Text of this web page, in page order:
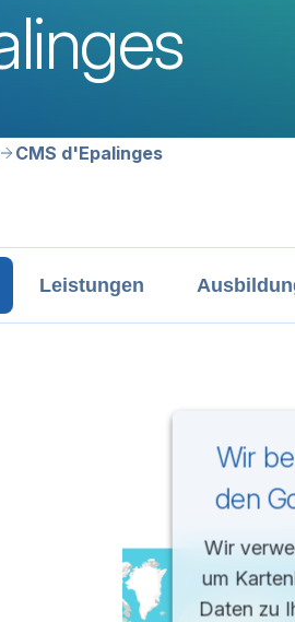
CMS d'Epalinges
Leistungen
Wir
den
Wir
um
Daten zu